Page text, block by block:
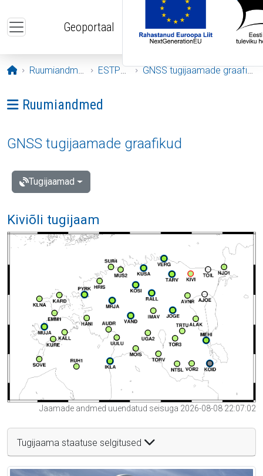
Geoportaal
Avaleht
Ruumiandmed ESTPOS GNSS tugijaamade graafikud
Ava menüü: Ruumiandmed
Ruumiandmed
GNSS tugijaamade graafikud
Tugijaamad
Kiviõli tugijaam
Jaamade andmed uuendatud seisuga 2026-08-08 22:07:02
Tugijaama staatuse selgitused